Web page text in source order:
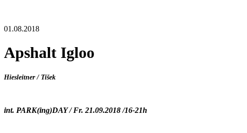
01.08.2018
Apshalt Igloo
Hiesleitner / Tišek
int. PARK(ing)DAY / Fr. 21.09.2018 /16-21h